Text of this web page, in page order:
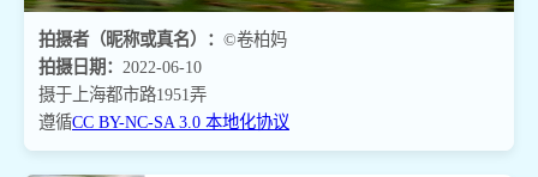
拍摄者（昵称或真名）： ©卷柏妈
拍摄日期： 2022-06-10
摄于上海都市路1951弄
遵循CC BY-NC-SA 3.0 本地化协议